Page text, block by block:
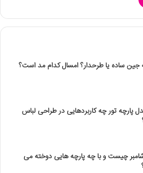
جین ساده یا طرحدار؟ امسال کدام مد است؟
پارچه تور چه کاربردهایی در طراحی لباس
چیست و با چه پارچه هایی دوخته می